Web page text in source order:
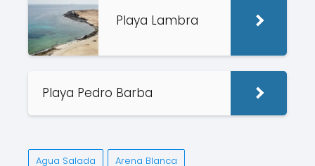
Playa Lambra
Playa Pedro Barba
Agua Salada Arena Blanca